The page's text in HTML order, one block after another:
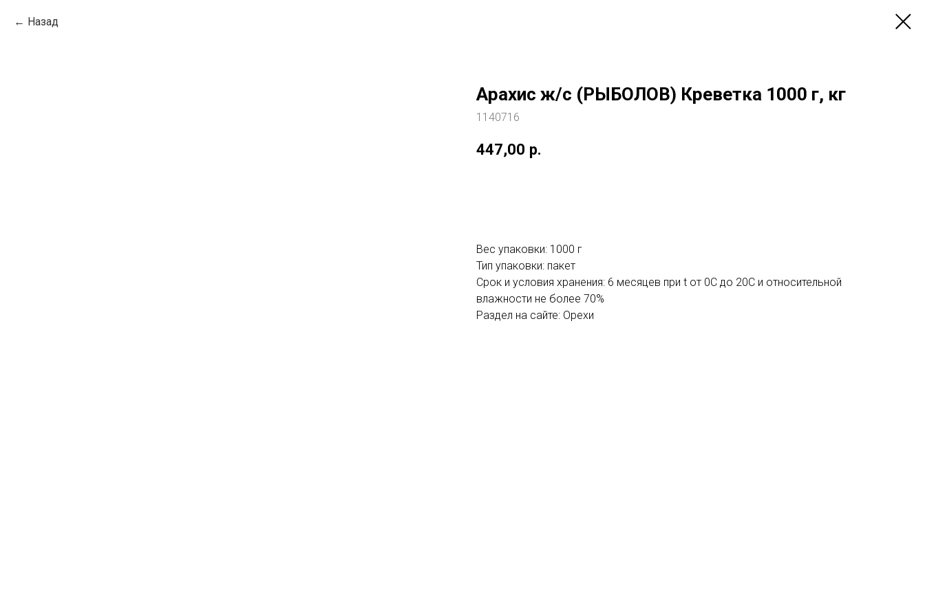
Назад
Арахис ж/с (РЫБОЛОВ) Креветка 1000 г, кг
1140716
447,00 р.
Вес упаковки: 1000 г
Тип упаковки: пакет
Срок и условия хранения: 6 месяцев при t от 0С до 20С и относительной
влажности не более 70%
Раздел на сайте: Орехи